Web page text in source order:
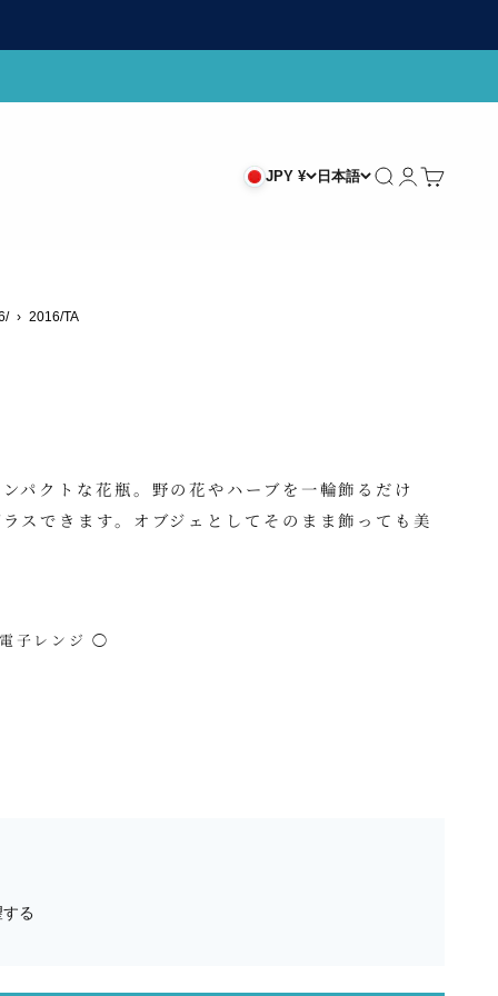
JPY ¥ 日本語 検索 ログイン
カート
› 2016/TA
パクトな花瓶。野の花やハーブを一輪飾るだけ
スできます。オブジェとしてそのまま飾っても美
子レンジ ◯
る